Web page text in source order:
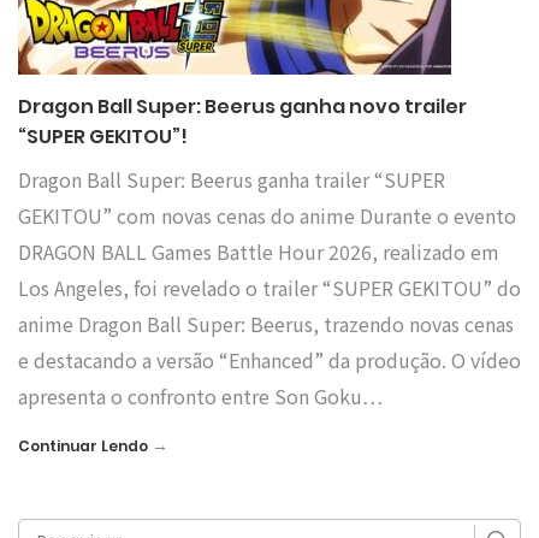
Dragon Ball Super: Beerus ganha novo trailer
“SUPER GEKITOU”!
Dragon Ball Super: Beerus ganha trailer “SUPER
GEKITOU” com novas cenas do anime Durante o evento
DRAGON BALL Games Battle Hour 2026, realizado em
Los Angeles, foi revelado o trailer “SUPER GEKITOU” do
anime Dragon Ball Super: Beerus, trazendo novas cenas
e destacando a versão “Enhanced” da produção. O vídeo
apresenta o confronto entre Son Goku…
Continuar Lendo →